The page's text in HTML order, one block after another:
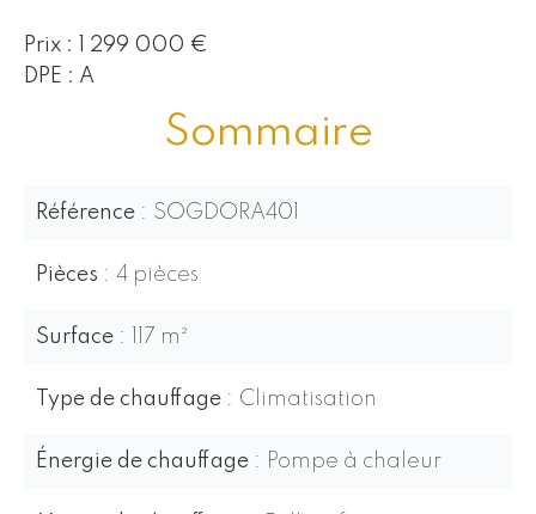
Prix : 1 299 000 €
DPE : A
Sommaire
Référence SOGDORA401
Pièces 4 pièces
Surface 117 m²
Type de chauffage Climatisation
Énergie de chauffage Pompe à chaleur